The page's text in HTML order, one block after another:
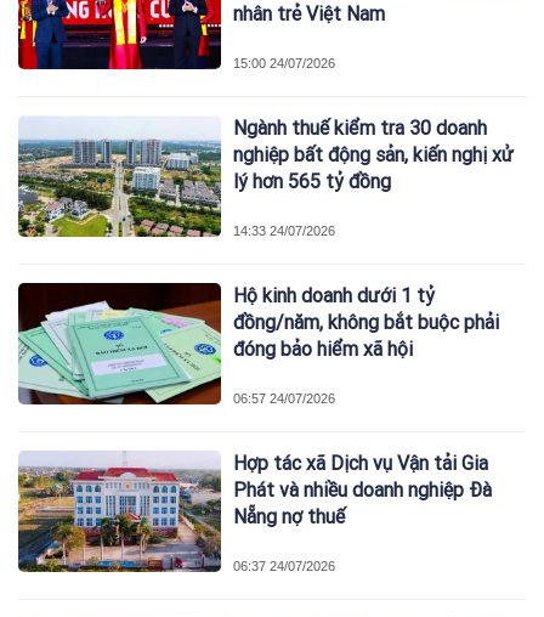
nhân trẻ Việt Nam
15:00 24/07/2026
Ngành thuế kiểm tra 30 doanh
nghiệp bất động sản, kiến nghị xử
lý hơn 565 tỷ đồng
14:33 24/07/2026
Hộ kinh doanh dưới 1 tỷ
đồng/năm, không bắt buộc phải
đóng bảo hiểm xã hội
06:57 24/07/2026
Hợp tác xã Dịch vụ Vận tải Gia
Phát và nhiều doanh nghiệp Đà
Nẵng nợ thuế
06:37 24/07/2026